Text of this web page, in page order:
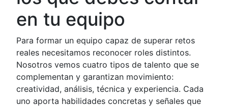
en tu equipo
Para formar un equipo capaz de superar retos
reales necesitamos reconocer roles distintos.
Nosotros vemos cuatro tipos de talento que se
complementan y garantizan movimiento:
creatividad, análisis, técnica y experiencia. Cada
uno aporta habilidades concretas y señales que